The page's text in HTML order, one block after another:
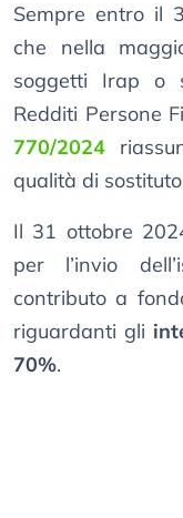
Sempre entro il
che nella
soggetti Irap o
Redditi Persone
770/2024
qualità di
Il 31 ottobre
per l’invio
contributo a
riguardanti gli
70%.